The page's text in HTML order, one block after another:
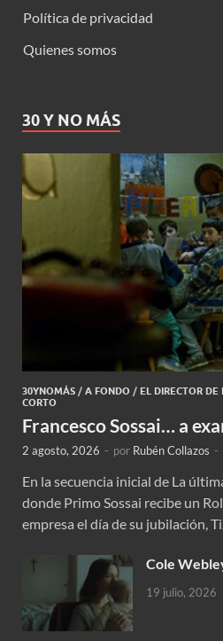
Política de privacidad
Quienes somos
30 Y NO MÁS
30YNOMÁS / A FONDO / EL DIRECTOR
CORTO
Francesco Sossai… a
2 agosto, 2026 - por Rubén Collazos -
En la secuencia inicial de La
donde Primo Sossai recibe un
empresa el día de su jubilación,
Cole
19 julio, 2026